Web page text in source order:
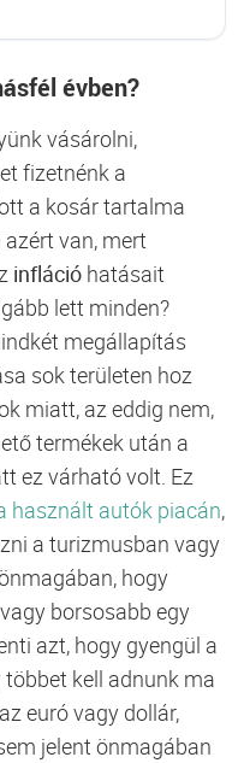
évben?
vásárolni,
fizetnénk a
a kosár tartalma
van, mert
infláció hatásait
lett minden?
megállapítás
sok területen hoz
miatt, az eddig nem,
termékek után a
ez várható volt. Ez
használt autók piacán,
a turizmusban vagy
hogy
borsosabb egy
azt, hogy gyengül a
kell adnunk ma
euró vagy dollár,
jelent önmagában